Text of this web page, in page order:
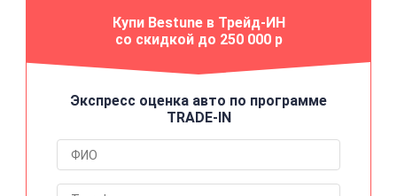
Купи Bestune в Трейд-ИН
со скидкой до 250 000 р
Экспресс оценка авто по программе
TRADE-IN